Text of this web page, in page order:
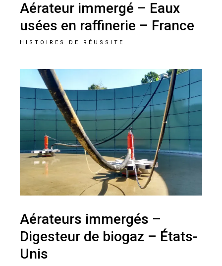
Aérateur immergé – Eaux
usées en raffinerie – France
HISTOIRES DE RÉUSSITE
Aérateurs immergés –
Digesteur de biogaz – États-
Unis